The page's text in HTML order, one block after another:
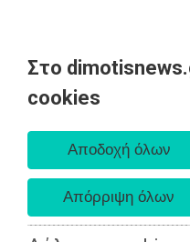
Στο
cookies
AΡΧΙΚΗ
ΕΙΔΗΣΕΙΣ
ΠΟΛΙΤΙΚΗ
ΤΟΠΙΚΗ
ΑΥΤΟΔΙΟΙΚΗΣΗ